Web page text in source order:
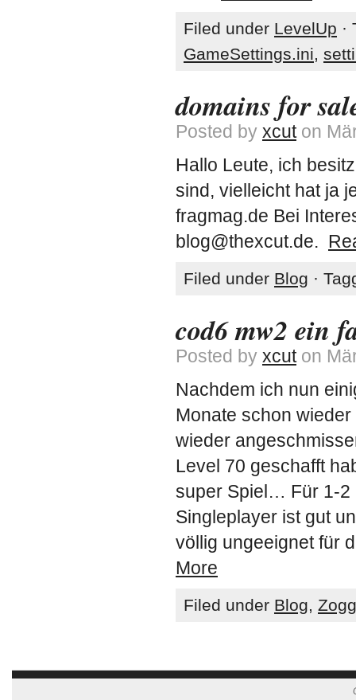
Filed under LevelUp ·
GameSettings.ini,
domains for
Posted by xcuton
Hallo Leute, ich
sind, vielleicht hat ja
fragmag.de Bei
blog@thexcut.de.
Filed under Blog ·
cod6 mw2 ein
Posted by xcuton
Nachdem ich nun
Monate schon
wieder
Level 70 geschafft
super Spiel… Für 1-2
Singleplayer ist gut
völlig ungeeignet für
More
Filed under Blog,